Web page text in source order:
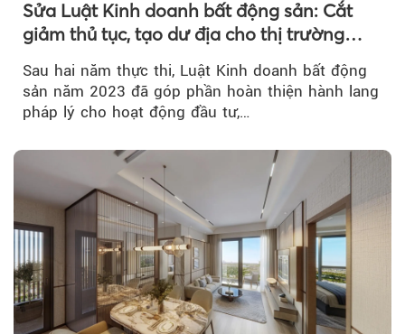
Sửa Luật Kinh doanh bất động sản: Cắt
giảm thủ tục, tạo dư địa cho thị trường
Sau hai năm thực thi, Luật Kinh doanh bất động
sản năm 2023 đã góp phần hoàn thiện hành lang
pháp lý cho hoạt động đầu tư,…